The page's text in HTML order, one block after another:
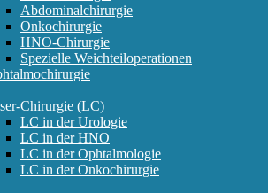
Abdominalchirurgie
Onkochirurgie
HNO-Chirurgie
Spezielle Weichteiloperationen
Chirurgie (LC)
LC in der Urologie
LC in der HNO
LC in der Ophtalmologie
LC in der Onkochirurgie